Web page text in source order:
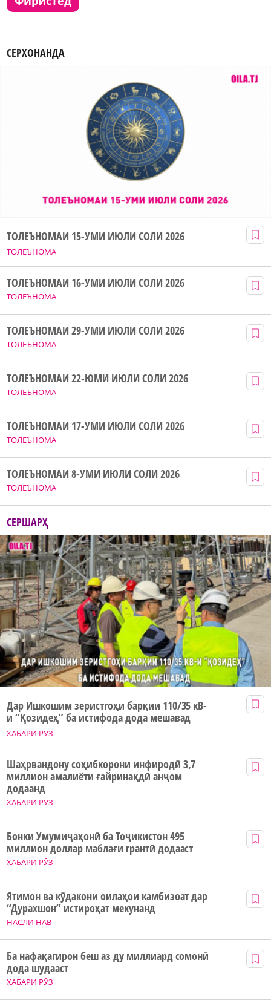
СЕРХОНАНДА
ТОЛЕЪНОМА
ТОЛЕЪНОМАИ 15-УМИ ИЮЛИ СОЛИ 2026
ТОЛЕЪНОМА
ТОЛЕЪНОМАИ 16-УМИ ИЮЛИ СОЛИ 2026
ТОЛЕЪНОМА
ТОЛЕЪНОМАИ 29-УМИ ИЮЛИ СОЛИ 2026
ТОЛЕЪНОМА
ТОЛЕЪНОМАИ 22-ЮМИ ИЮЛИ СОЛИ 2026
ТОЛЕЪНОМА
ТОЛЕЪНОМАИ 17-УМИ ИЮЛИ СОЛИ 2026
ТОЛЕЪНОМА
ТОЛЕЪНОМАИ 8-УМИ ИЮЛИ СОЛИ 2026
СЕРШАРҲ
ХАБАРИ РӮЗ
Дар Ишкошим зеристгоҳи барқии 110/35 кВ-
и “Қозидеҳ” ба истифода дода мешавад
ХАБАРИ РӮЗ
Шаҳрвандону соҳибкорони инфиродӣ 3,7
миллион амалиёти ғайринақдӣ анҷом
додаанд
ХАБАРИ РӮЗ
Бонки Умумиҷаҳонӣ ба Тоҷикистон 495
миллион доллар маблағи грантӣ додааст
НАСЛИ НАВ
Ятимон ва кӯдакони оилаҳои камбизоат дар
“Дурахшон” истироҳат мекунанд
ХАБАРИ РӮЗ
Ба нафақагирон беш аз ду миллиард сомонӣ
дода шудааст